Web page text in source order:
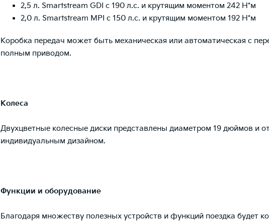
2,5 л. Smartstream GDI с 190 л.с. и крутящим моментом 242 Н*м
2,0 л. Smartstream MPI с 150 л.с. и крутящим моментом 192 Н*м
Коробка передач может быть механическая или автоматическая с
полным приводом.
Колеса
Двухцветные колесные диски представлены диаметром 19 дюймов и
индивидуальным дизайном.
Функции и оборудование
Благодаря множеству полезных устройств и функций поездка будет